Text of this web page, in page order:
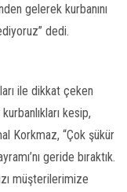
gelerek kurbanını
dedi.
ile dikkat çeken
kesip,
Korkmaz, “Çok şükür
geride bıraktık.
müşterilerimize